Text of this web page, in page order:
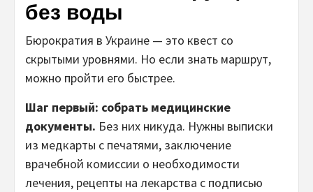
без воды
Бюрократия в Украине — это квест со
скрытыми уровнями. Но если знать маршрут,
можно пройти его быстрее.
Шаг первый: собрать медицинские
документы. Без них никуда. Нужны выписки
из медкарты с печатями, заключение
врачебной комиссии о необходимости
лечения, рецепты на лекарства с подписью